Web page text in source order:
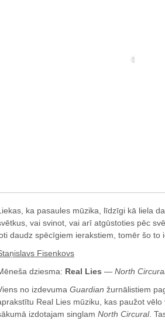
ka pasaules mūzika, līdzīgi kā liela
vai svinot, vai arī atgūstoties pēc
daudz spēcīgiem ierakstiem, tomēr šo
Fisenkovs
dziesma: Real Lies — North
no izdevuma Guardian žurnālistiem
Real Lies mūziku, kas paužot
izdotajam singlam North Circural.